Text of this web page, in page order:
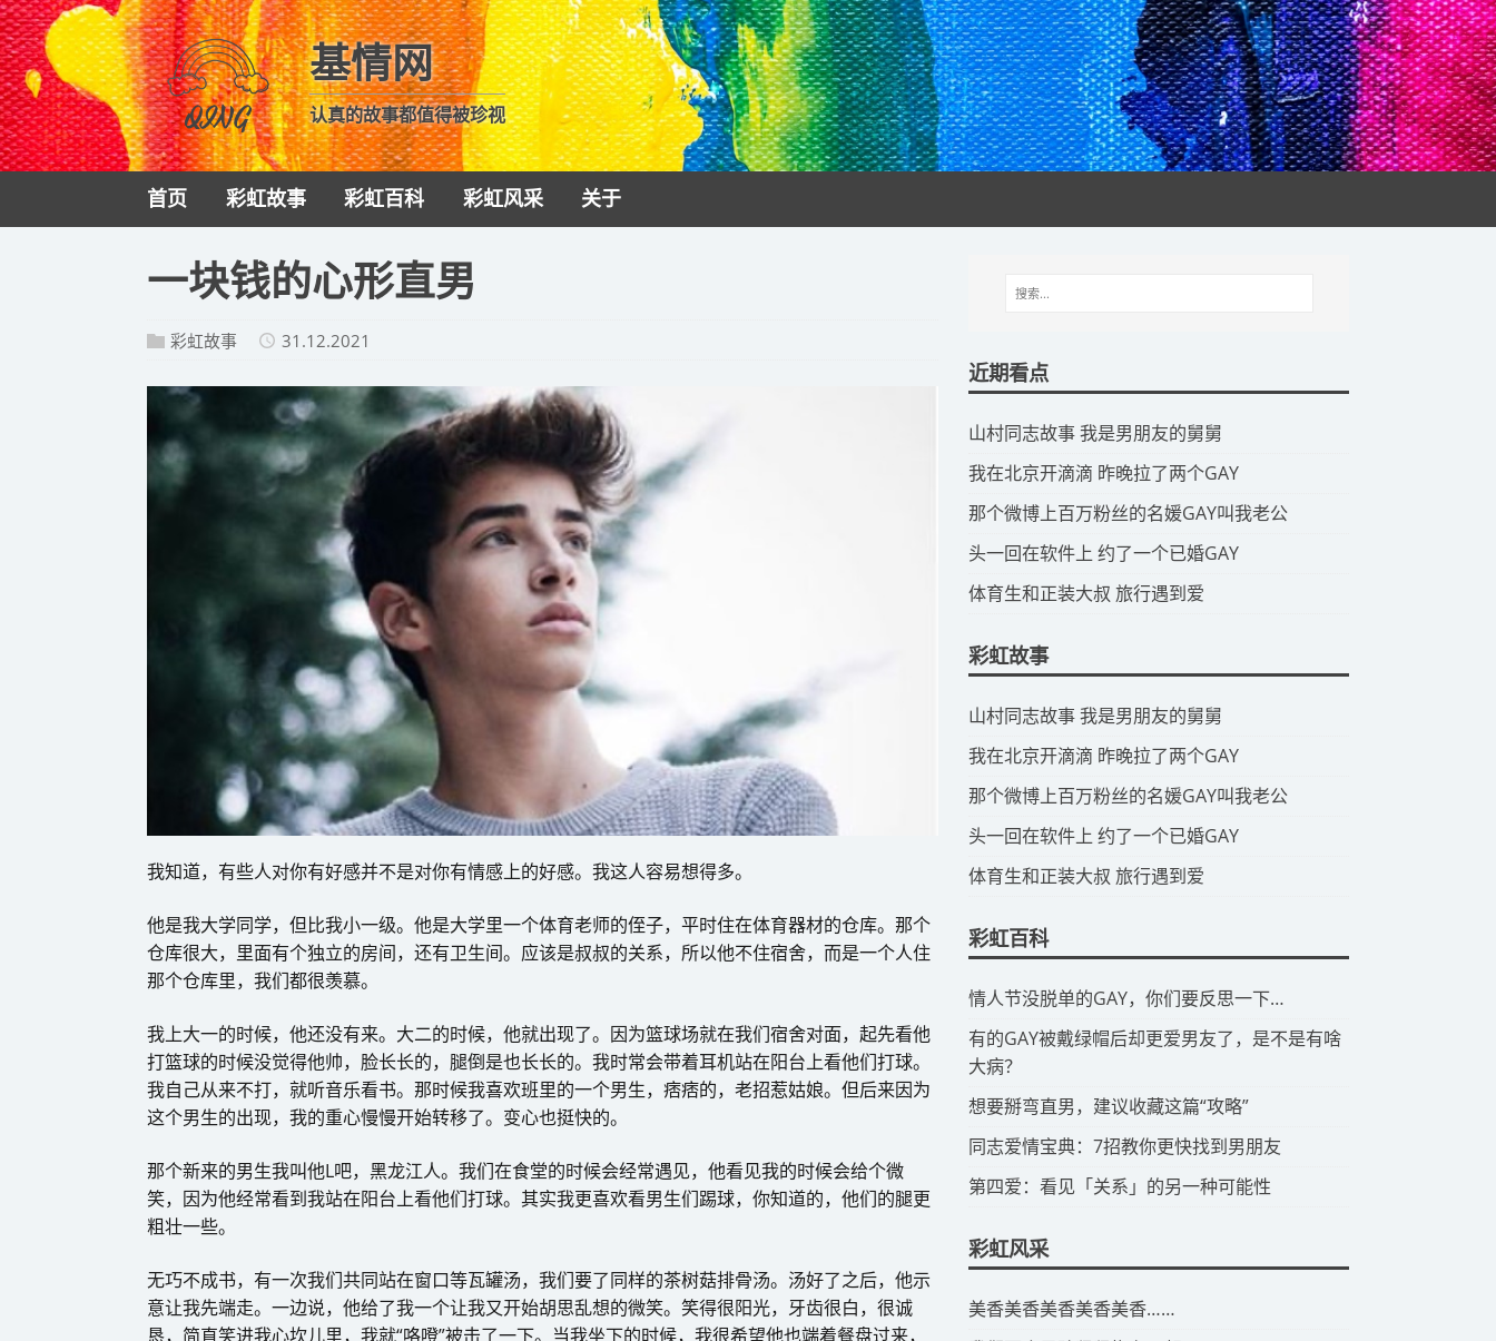
基情网
认真的故事都值得被珍视
首页 彩虹故事 彩虹百科 彩虹风采 关于
一块钱的心形直男
彩虹故事 31.12.2021
我知道，有些人对你有好感并不是对你有情感上的好感。我这人容易想得多。
他是我大学同学，但比我小一级。他是大学里一个体育老师的侄子，平时住在体育器材的仓库。那个
仓库很大，里面有个独立的房间，还有卫生间。应该是叔叔的关系，所以他不住宿舍，而是一个人住
那个仓库里，我们都很羡慕。
我上大一的时候，他还没有来。大二的时候，他就出现了。因为篮球场就在我们宿舍对面，起先看他
打篮球的时候没觉得他帅，脸长长的，腿倒是也长长的。我时常会带着耳机站在阳台上看他们打球。
我自己从来不打，就听音乐看书。那时候我喜欢班里的一个男生，痞痞的，老招惹姑娘。但后来因为
这个男生的出现，我的重心慢慢开始转移了。变心也挺快的。
那个新来的男生我叫他L吧，黑龙江人。我们在食堂的时候会经常遇见，他看见我的时候会给个微
笑，因为他经常看到我站在阳台上看他们打球。其实我更喜欢看男生们踢球，你知道的，他们的腿更
粗壮一些。
无巧不成书，有一次我们共同站在窗口等瓦罐汤，我们要了同样的茶树菇排骨汤。汤好了之后，他示
意让我先端走。一边说，他给了我一个让我又开始胡思乱想的微笑。笑得很阳光，牙齿很白，很诚
恳，简直笑进我心坎儿里，我就“咯噔”被击了一下。当我坐下的时候，我很希望他也端着餐盘过来，
近期看点
​山村同志故事 我是男朋友的舅舅
​我在北京开滴滴 昨晚拉了两个GAY
​那个微博上百万粉丝的名媛GAY叫我老公
​头一回在软件上 约了一个已婚GAY
​体育生和正装大叔 旅行遇到爱
彩虹故事
​山村同志故事 我是男朋友的舅舅
​我在北京开滴滴 昨晚拉了两个GAY
​那个微博上百万粉丝的名媛GAY叫我老公
​头一回在软件上 约了一个已婚GAY
​体育生和正装大叔 旅行遇到爱
彩虹百科
​情人节没脱单的GAY，你们要反思一下…
​有的GAY被戴绿帽后却更爱男友了，是不是有啥
大病？
​想要掰弯直男，建议收藏这篇“攻略”
​同志爱情宝典：7招教你更快找到男朋友
​第四爱：看见「关系」的另一种可能性
彩虹风采
​美香美香美香美香美香……